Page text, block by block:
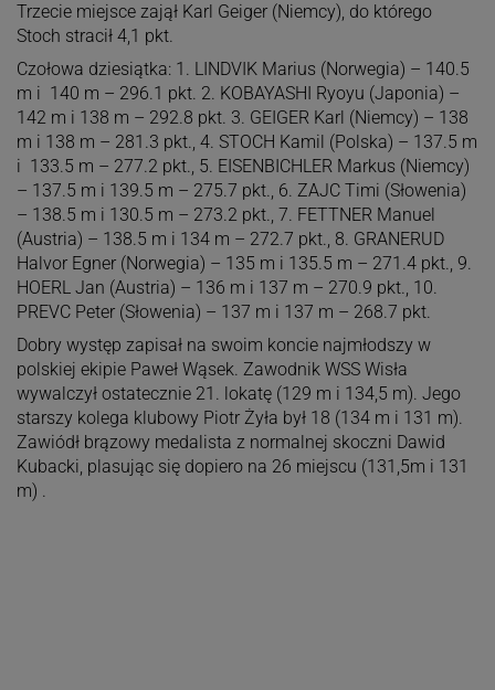
Trzecie miejsce zajął Karl Geiger (Niemcy), do którego
Stoch stracił 4,1 pkt.
Czołowa dziesiątka: 1. LINDVIK Marius (Norwegia) – 140.5
m i 140 m – 296.1 pkt. 2. KOBAYASHI Ryoyu (Japonia) –
142 m i 138 m – 292.8 pkt. 3. GEIGER Karl (Niemcy) – 138
m i 138 m – 281.3 pkt., 4. STOCH Kamil (Polska) – 137.5 m
i 133.5 m – 277.2 pkt., 5. EISENBICHLER Markus (Niemcy)
– 137.5 m i 139.5 m – 275.7 pkt., 6. ZAJC Timi (Słowenia)
– 138.5 m i 130.5 m – 273.2 pkt., 7. FETTNER Manuel
(Austria) – 138.5 m i 134 m – 272.7 pkt., 8. GRANERUD
Halvor Egner (Norwegia) – 135 m i 135.5 m – 271.4 pkt., 9.
HOERL Jan (Austria) – 136 m i 137 m – 270.9 pkt., 10.
PREVC Peter (Słowenia) – 137 m i 137 m – 268.7 pkt.
Dobry występ zapisał na swoim koncie najmłodszy w
polskiej ekipie Paweł Wąsek. Zawodnik WSS Wisła
wywalczył ostatecznie 21. lokatę (129 m i 134,5 m). Jego
starszy kolega klubowy Piotr Żyła był 18 (134 m i 131 m).
Zawiódł brązowy medalista z normalnej skoczni Dawid
Kubacki, plasując się dopiero na 26 miejscu (131,5m i 131
m) .